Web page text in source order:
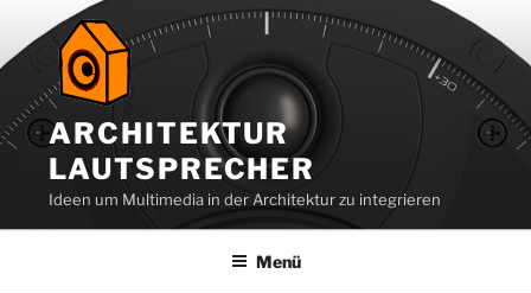
Inhalt
springen
ARCHITEKTUR
LAUTSPRECHER
Ideen um Multimedia in der Architektur zu integrieren
Menü